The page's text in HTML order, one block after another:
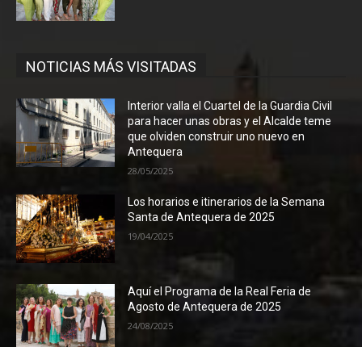
NOTICIAS MÁS VISITADAS
Interior valla el Cuartel de la Guardia Civil
para hacer unas obras y el Alcalde teme
que olviden construir uno nuevo en
Antequera
28/05/2025
Los horarios e itinerarios de la Semana
Santa de Antequera de 2025
19/04/2025
Aquí el Programa de la Real Feria de
Agosto de Antequera de 2025
24/08/2025